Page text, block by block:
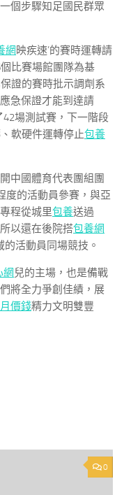
個步驟知足國民群眾
網 映疾速’的賽時運轉請
比賽場館團隊為基
證的賽時批示調劑系
急保證才能到達請
42場測試賽，下一階段
軟硬件運轉停止包養
中國體育代表團組團
度的活動員參賽，與亞
程從城里包養送過
以還在後院搭包養網
活動員同場競技。
網 兒的主場，也是備戰
們將全力爭創佳績，展
價錢精力文明雙豐
0